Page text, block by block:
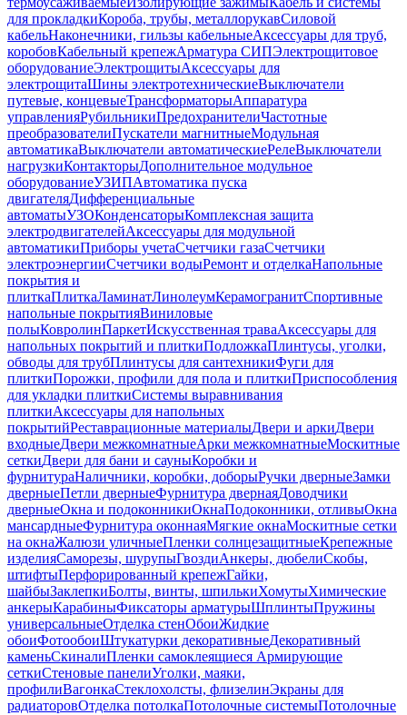
для прокладкиКороба, трубы, металлорукавСиловой
кабельНаконечники, гильзы кабельныеАксессуары для труб,
коробовКабельный крепежАрматура СИПЭлектрощитовое
оборудованиеЭлектрощитыАксессуары для
электрощитаШины электротехническиеВыключатели
путевые, концевыеТрансформаторыАппаратура
управленияРубильникиПредохранителиЧастотные
преобразователиПускатели магнитныеМодульная
автоматикаВыключатели автоматическиеРелеВыключатели
нагрузкиКонтакторыДополнительное модульное
оборудованиеУЗИПАвтоматика пуска
двигателяДифференциальные
автоматыУЗОКонденсаторыКомплексная защита
электродвигателейАксессуары для модульной
автоматикиПриборы учетаСчетчики газаСчетчики
электроэнергииСчетчики водыРемонт и отделкаНапольные
покрытия и
плиткаПлиткаЛаминатЛинолеумКерамогранитСпортивные
напольные покрытияВиниловые
полыКовролинПаркетИскусственная траваАксессуары для
напольных покрытий и плиткиПодложкаПлинтусы, уголки,
обводы для трубПлинтусы для сантехникиФуги для
плиткиПорожки, профили для пола и плиткиПриспособления
для укладки плиткиСистемы выравнивания
плиткиАксессуары для напольных
покрытийРеставрационные материалыДвери и аркиДвери
входныеДвери межкомнатныеАрки межкомнатныеМоскитные
сеткиДвери для бани и сауныКоробки и
фурнитураНаличники, коробки, доборыРучки дверныеЗамки
дверныеПетли дверныеФурнитура двернаяДоводчики
дверныеОкна и подоконникиОкнаПодоконники, отливыОкна
мансардныеФурнитура оконнаяМягкие окнаМоскитные сетки
на окнаЖалюзи уличныеПленки солнцезащитныеКрепежные
изделияСаморезы, шурупыГвоздиАнкеры, дюбелиСкобы,
штифтыПерфорированный крепежГайки,
шайбыЗаклепкиБолты, винты, шпилькиХомутыХимические
анкерыКарабиныФиксаторы арматурыШплинтыПружины
универсальныеОтделка стенОбоиЖидкие
обоиФотообоиШтукатурки декоративныеДекоративный
каменьСкиналиПленки самоклеящиеся Армирующие
сеткиСтеновые панелиУголки, маяки,
профилиВагонкаСтеклохолсты, флизелинЭкраны для
радиаторовОтделка потолкаПотолочные системыПотолочные